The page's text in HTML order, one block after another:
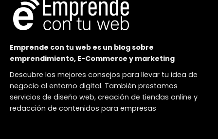
Emprende con tu web es un blog sobre
emprendimiento, E-Commerce y marketing
Descubre los mejores consejos para llevar tu idea de
negocio al entorno digital. También prestamos
servicios de diseño web, creación de tiendas online y
redacción de contenidos para empresas